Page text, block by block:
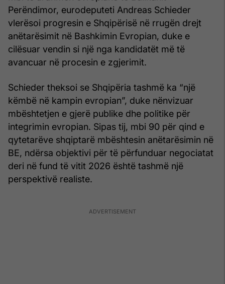
Perëndimor, eurodeputeti Andreas Schieder
vlerësoi progresin e Shqipërisë në rrugën drejt
anëtarësimit në Bashkimin Evropian, duke e
cilësuar vendin si një nga kandidatët më të
avancuar në procesin e zgjerimit.
Schieder theksoi se Shqipëria tashmë ka “një
këmbë në kampin evropian”, duke nënvizuar
mbështetjen e gjerë publike dhe politike për
integrimin evropian. Sipas tij, mbi 90 për qind e
qytetarëve shqiptarë mbështesin anëtarësimin në
BE, ndërsa objektivi për të përfunduar negociatat
deri në fund të vitit 2026 është tashmë një
perspektivë realiste.